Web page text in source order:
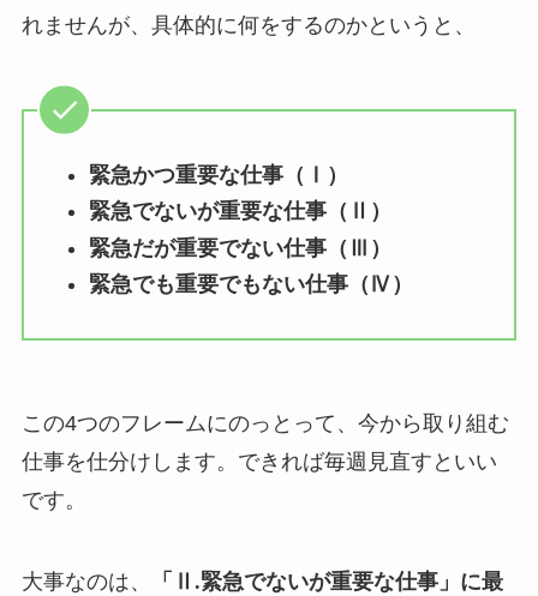
れませんが、具体的に何をするのかというと、
緊急かつ重要な仕事（Ⅰ）
緊急でないが重要な仕事（Ⅱ）
緊急だが重要でない仕事（Ⅲ）
緊急でも重要でもない仕事（Ⅳ）
この4つのフレームにのっとって、今から取り組む
仕事を仕分けします。できれば毎週見直すといい
です。
大事なのは、
「Ⅱ.緊急でないが重要な仕事」に最